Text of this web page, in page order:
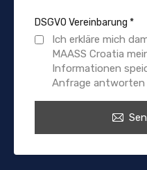
DSGVO Vereinbarung *
Ich erkläre mich
MAASS Croatia
Informationen
Anfrage antworten